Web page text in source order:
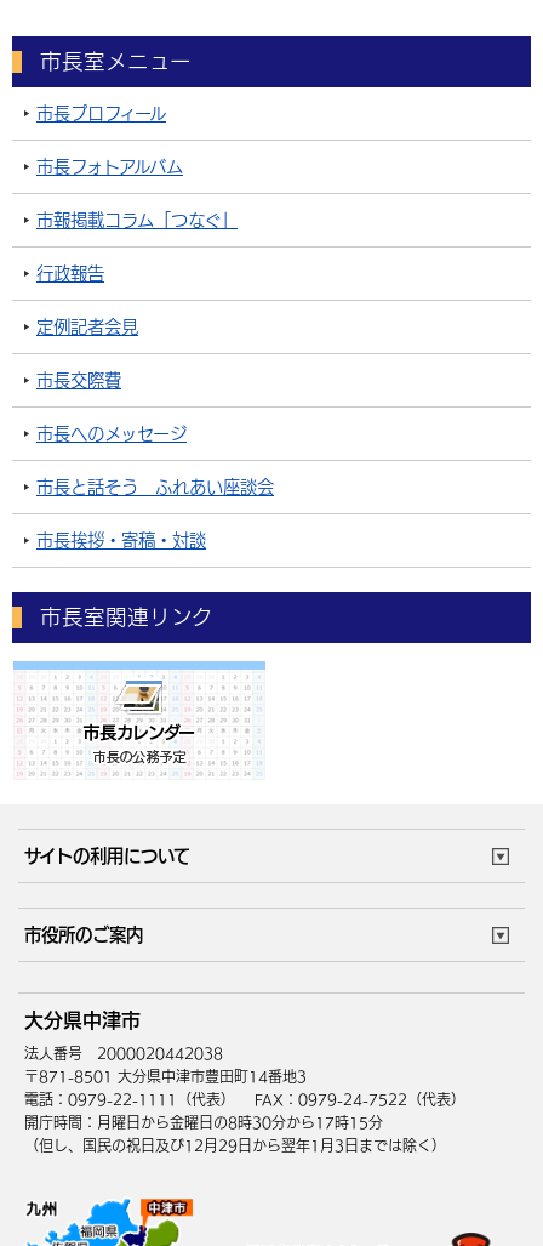
市長室メニュー
市長プロフィール
市長フォトアルバム
市報掲載コラム「つなぐ」
行政報告
定例記者会見
市長交際費
市長へのメッセージ
市長と話そう ふれあい座談会
市長挨拶・寄稿・対談
市長室関連リンク
サイトの利用について
サイトマップ
市役所のご案内
庁舎地図 組織案内
中津市へのアクセス
大分県中津市
法人番号 2000020442038
〒871-8501 大分県中津市豊田町14番地3
電話：0979-22-1111（代表）
FAX：0979-24-7522（代表）
開庁時間：月曜日から金曜日の8時30分から17時15分
（但し、国民の祝日及び12月29日から翌年1月3日までは除く）